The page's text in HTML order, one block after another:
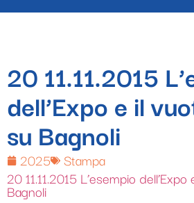
20 11.11.2015
dell’Expo e il
su Bagnoli
2025
Stampa
20 11.11.2015 L’esempio
Bagnoli